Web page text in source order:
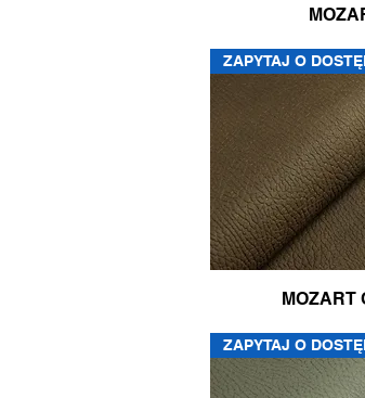
ZAPYTAJ O
MOZART
ZAPYTAJ O